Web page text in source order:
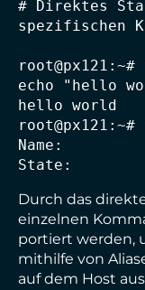
# Direktes
spezifischen
echo "hello
hello world
Name:
State:
Durch das
einzelnen
portiert werden,
mithilfe von
auf dem Host